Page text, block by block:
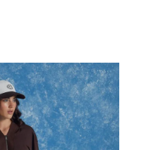
en la dirección